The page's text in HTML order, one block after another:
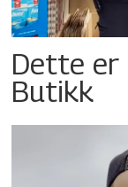
Dette er
Butikk